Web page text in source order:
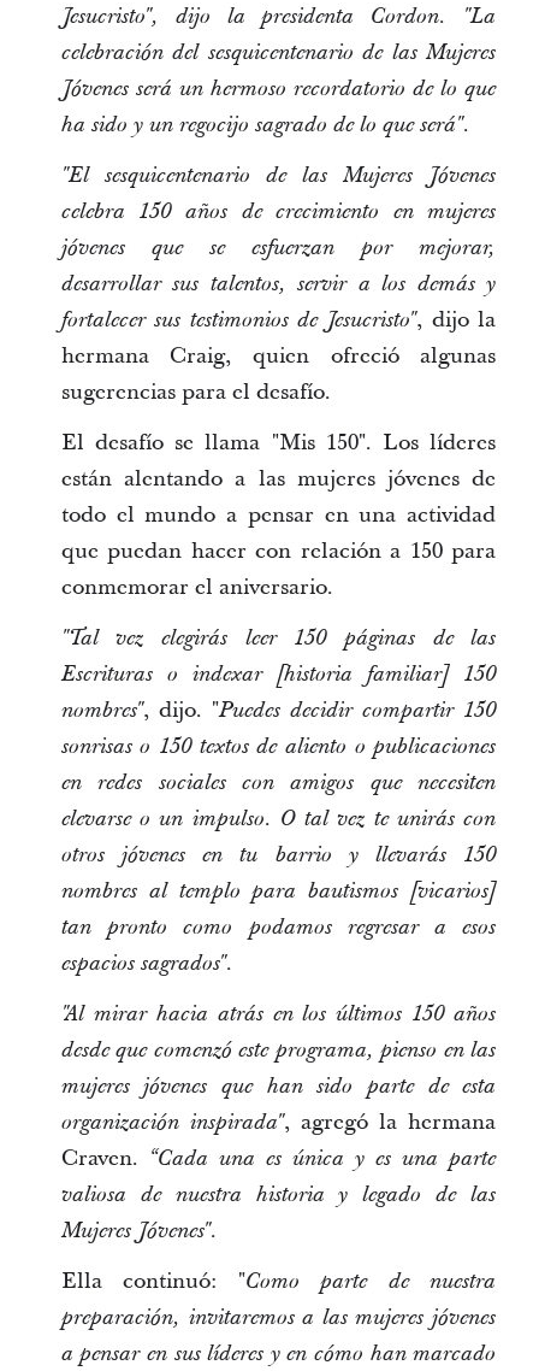
Jesucristo", dijo la presidenta Cordon. "La
celebración del sesquicentenario de las Mujeres
Jóvenes será un hermoso recordatorio de lo que
ha sido y un regocijo sagrado de lo que será".
"El sesquicentenario de las Mujeres Jóvenes
celebra 150 años de crecimiento en mujeres
jóvenes que se esfuerzan por mejorar,
desarrollar sus talentos, servir a los demás y
fortalecer sus testimonios de Jesucristo", dijo la
hermana Craig, quien ofreció algunas
sugerencias para el desafío.
El desafío se llama "Mis 150". Los líderes
están alentando a las mujeres jóvenes de
todo el mundo a pensar en una actividad
que puedan hacer con relación a 150 para
conmemorar el aniversario.
"Tal vez elegirás leer 150 páginas de las
Escrituras o indexar [historia familiar] 150
nombres", dijo. "Puedes decidir compartir 150
sonrisas o 150 textos de aliento o publicaciones
en redes sociales con amigos que necesiten
elevarse o un impulso. O tal vez te unirás con
otros jóvenes en tu barrio y llevarás 150
nombres al templo para bautismos [vicarios]
tan pronto como podamos regresar a esos
espacios sagrados".
"Al mirar hacia atrás en los últimos 150 años
desde que comenzó este programa, pienso en las
mujeres jóvenes que han sido parte de esta
organización inspirada", agregó la hermana
Craven. “Cada una es única y es una parte
valiosa de nuestra historia y legado de las
Mujeres Jóvenes".
Ella continuó: "Como parte de nuestra
preparación, invitaremos a las mujeres jóvenes
a pensar en sus líderes y en cómo han marcado